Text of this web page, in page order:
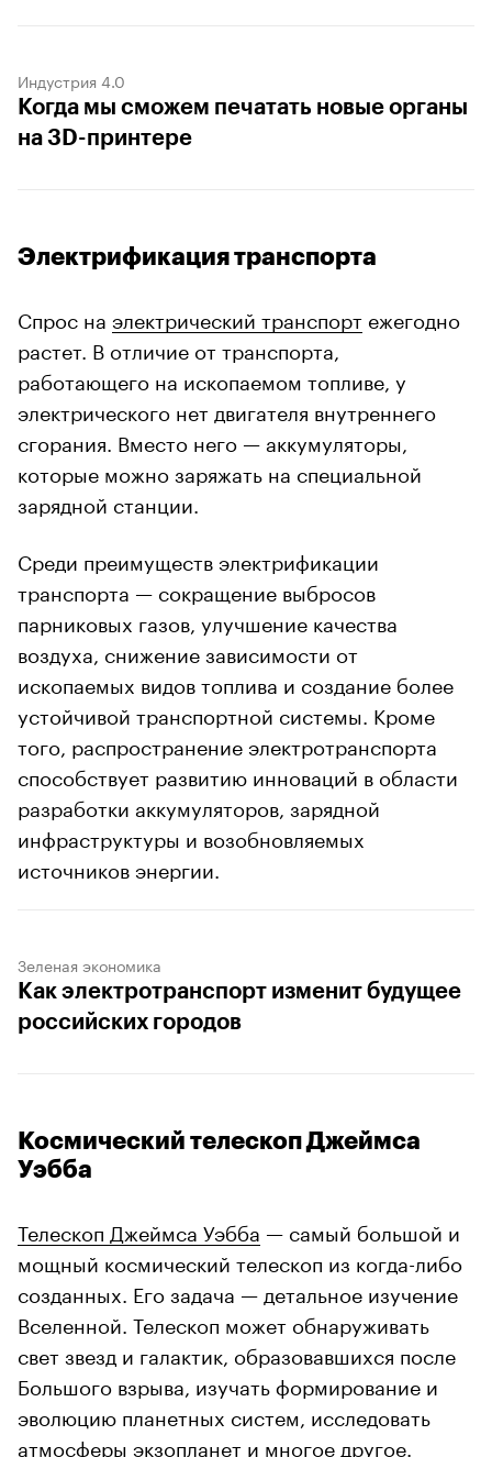
Индустрия 4.0
Когда мы сможем печатать новые органы
на 3D-принтере
Электрификация транспорта
Спрос на электрический транспорт ежегодно
растет. В отличие от транспорта,
работающего на ископаемом топливе, у
электрического нет двигателя внутреннего
сгорания. Вместо него — аккумуляторы,
которые можно заряжать на специальной
зарядной станции.
Среди преимуществ электрификации
транспорта — сокращение выбросов
парниковых газов, улучшение качества
воздуха, снижение зависимости от
ископаемых видов топлива и создание более
устойчивой транспортной системы. Кроме
того, распространение электротранспорта
способствует развитию инноваций в области
разработки аккумуляторов, зарядной
инфраструктуры и возобновляемых
источников энергии.
Зеленая экономика
Как электротранспорт изменит будущее
российских городов
Космический телескоп Джеймса
Уэбба
Телескоп Джеймса Уэбба — самый большой и
мощный космический телескоп из когда-либо
созданных. Его задача — детальное изучение
Вселенной. Телескоп может обнаруживать
свет звезд и галактик, образовавшихся после
Большого взрыва, изучать формирование и
эволюцию планетных систем, исследовать
атмосферы экзопланет и многое другое.